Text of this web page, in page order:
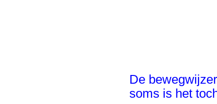
De
soms is het